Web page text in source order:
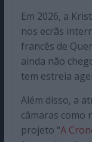
Em 2026, a
nos ecrãs
francês de
ainda não
tem estreia
Além disso, a
câmaras como
projeto “A